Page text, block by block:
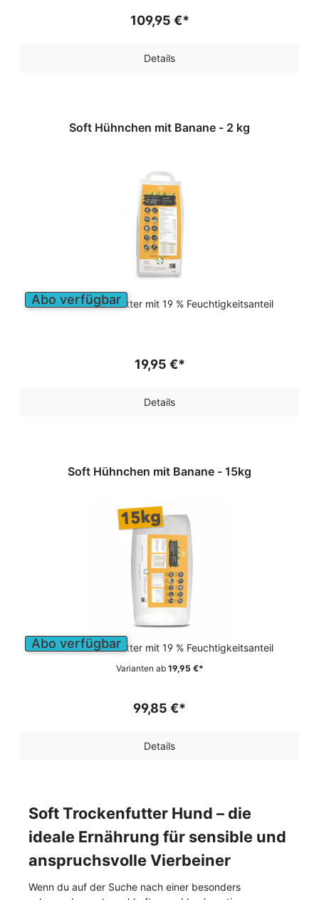
109,95 €*
Details
Abo verfügbar
Soft Hühnchen mit Banane - 2 kg
Softes Trockenfutter mit 19 % Feuchtigkeitsanteil
19,95 €*
Details
Abo verfügbar
Soft Hühnchen mit Banane - 15kg
Softes Trockenfutter mit 19 % Feuchtigkeitsanteil
Varianten ab19,95 €*
99,85 €*
Details
Soft Trockenfutter Hund – die
ideale Ernährung für sensible und
anspruchsvolle Vierbeiner
Wenn du auf der Suche nach einer besonders